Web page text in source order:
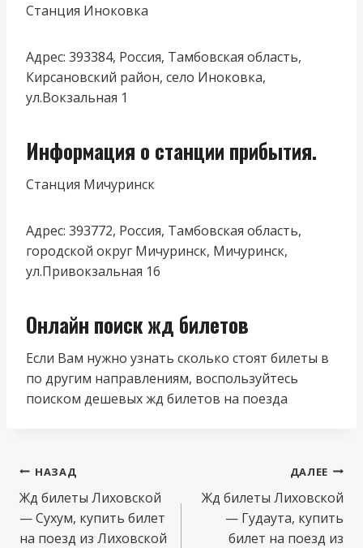
Станция Иноковка
Адрес: 393384, Россия, Тамбовская область,
Кирсановский район, село Иноковка,
ул.Вокзальная 1
Информация о станции прибытия.
Станция Мичуринск
Адрес: 393772, Россия, Тамбовская область,
городской округ Мичуринск, Мичуринск,
ул.Привокзальная 16
Онлайн поиск жд билетов
Если Вам нужно узнать сколько стоят билеты в
по другим направлениям, воспользуйтесь
поиском дешевых жд билетов на поезда
Навигация
по
записям
НАЗАД
Жд билеты Лиховской
— Сухум, купить билет
на поезд из Лиховской
ДАЛЕЕ
Жд билеты Лиховской
— Гудаута, купить
билет на поезд из